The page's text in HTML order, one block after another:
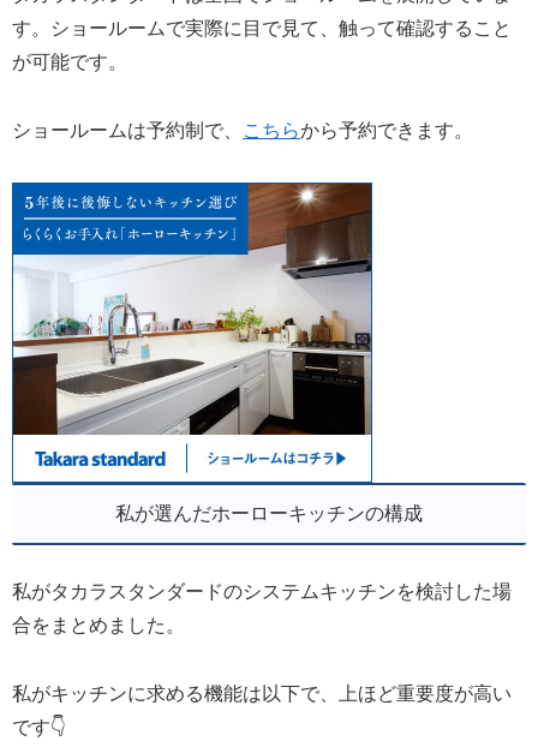
す。ショールームで実際に目で見て、触って確認すること
が可能です。
ショールームは予約制で、 こちらから予約できます。
私が選んだホーローキッチンの構成
私がタカラスタンダードのシステムキッチンを検討した場
合をまとめました。
私がキッチンに求める機能は以下で、上ほど重要度が高い
です👇